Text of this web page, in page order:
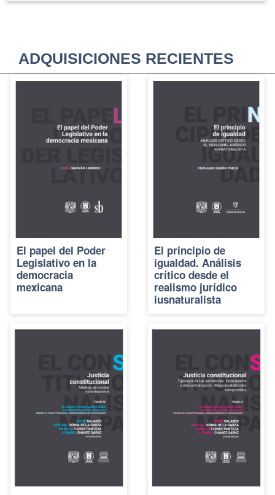
ADQUISICIONES RECIENTES
El papel del Poder
Legislativo en la
democracia
mexicana
El principio de
igualdad. Análisis
crítico desde el
realismo jurídico
iusnaturalista